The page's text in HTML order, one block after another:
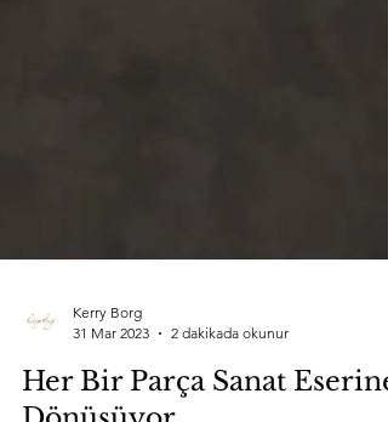
Kerry Borg
31 Mar 2023
2 dakikada okunur